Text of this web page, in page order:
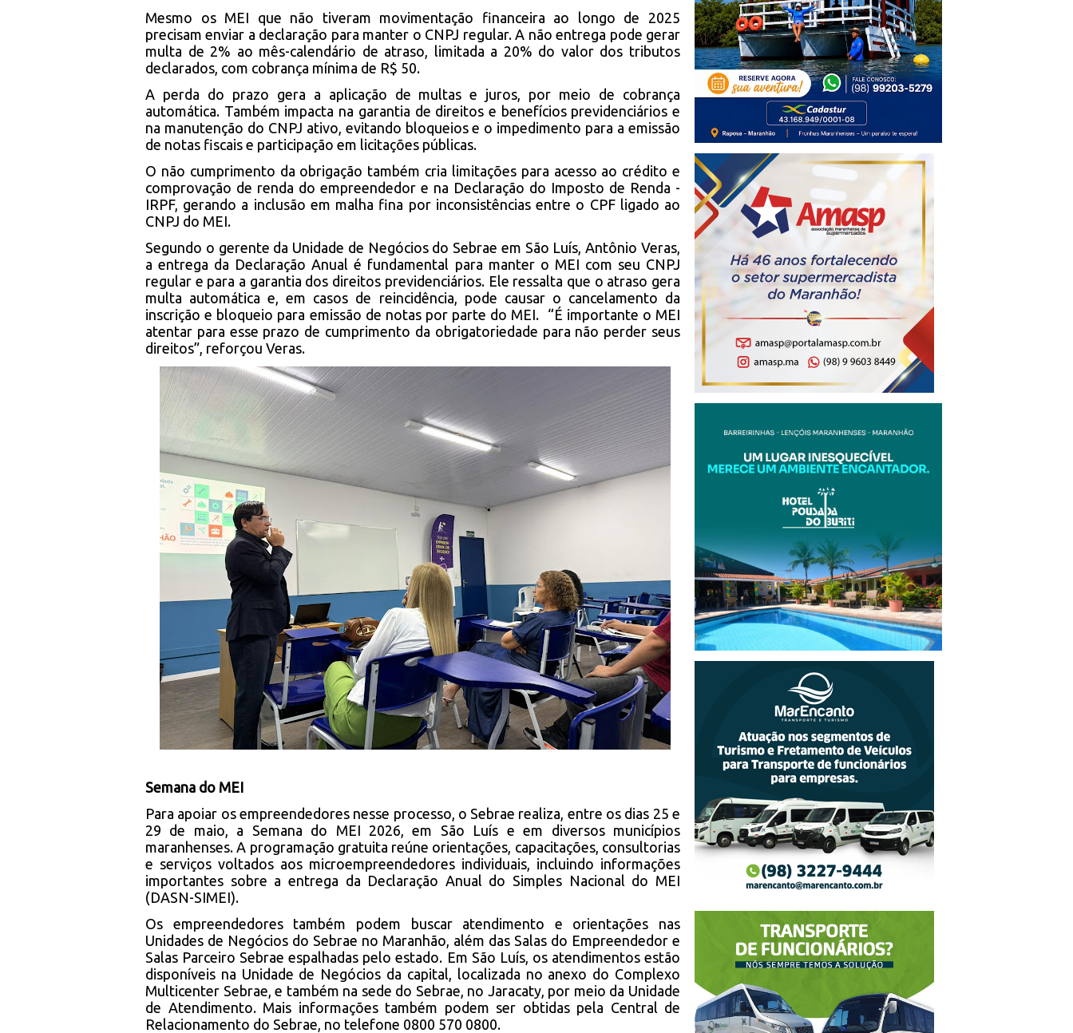
Mesmo os MEI que não tiveram movimentação financeira ao longo de 2025
precisam enviar a declaração para manter o CNPJ regular. A não entrega pode gerar
multa de 2% ao mês-calendário de atraso, limitada a 20% do valor dos tributos
declarados, com cobrança mínima de R$ 50.
A perda do prazo gera a aplicação de multas e juros, por meio de cobrança
automática. Também impacta na garantia de direitos e benefícios previdenciários e
na manutenção do CNPJ ativo, evitando bloqueios e o impedimento para a emissão
de notas fiscais e participação em licitações públicas.
O não cumprimento da obrigação também cria limitações para acesso ao crédito e
comprovação de renda do empreendedor e na Declaração do Imposto de Renda -
IRPF, gerando a inclusão em malha fina por inconsistências entre o CPF ligado ao
CNPJ do MEI.
Segundo o gerente da Unidade de Negócios do Sebrae em São Luís, Antônio Veras,
a entrega da Declaração Anual é fundamental para manter o MEI com seu CNPJ
regular e para a garantia dos direitos previdenciários. Ele ressalta que o atraso gera
multa automática e, em casos de reincidência, pode causar o cancelamento da
inscrição e bloqueio para emissão de notas por parte do MEI. “É importante o MEI
atentar para esse prazo de cumprimento da obrigatoriedade para não perder seus
direitos”, reforçou Veras.
Semana do MEI
Para apoiar os empreendedores nesse processo, o Sebrae realiza, entre os dias 25 e
29 de maio, a Semana do MEI 2026, em São Luís e em diversos municípios
maranhenses. A programação gratuita reúne orientações, capacitações, consultorias
e serviços voltados aos microempreendedores individuais, incluindo informações
importantes sobre a entrega da Declaração Anual do Simples Nacional do MEI
(DASN-SIMEI).
Os empreendedores também podem buscar atendimento e orientações nas
Unidades de Negócios do Sebrae no Maranhão, além das Salas do Empreendedor e
Salas Parceiro Sebrae espalhadas pelo estado. Em São Luís, os atendimentos estão
disponíveis na Unidade de Negócios da capital, localizada no anexo do Complexo
Multicenter Sebrae, e também na sede do Sebrae, no Jaracaty, por meio da Unidade
de Atendimento. Mais informações também podem ser obtidas pela Central de
Relacionamento do Sebrae, no telefone 0800 570 0800.